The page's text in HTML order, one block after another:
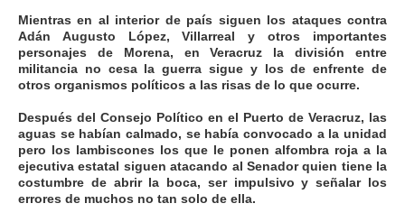
Mientras en al interior de país siguen los ataques contra
Adán Augusto López, Villarreal y otros importantes
personajes de Morena, en Veracruz la división entre
militancia no cesa la guerra sigue y los de enfrente de
otros organismos políticos a las risas de lo que ocurre.
Después del Consejo Político en el Puerto de Veracruz, las
aguas se habían calmado, se había convocado a la unidad
pero los lambiscones los que le ponen alfombra roja a la
ejecutiva estatal siguen atacando al Senador quien tiene la
costumbre de abrir la boca, ser impulsivo y señalar los
errores de muchos no tan solo de ella.